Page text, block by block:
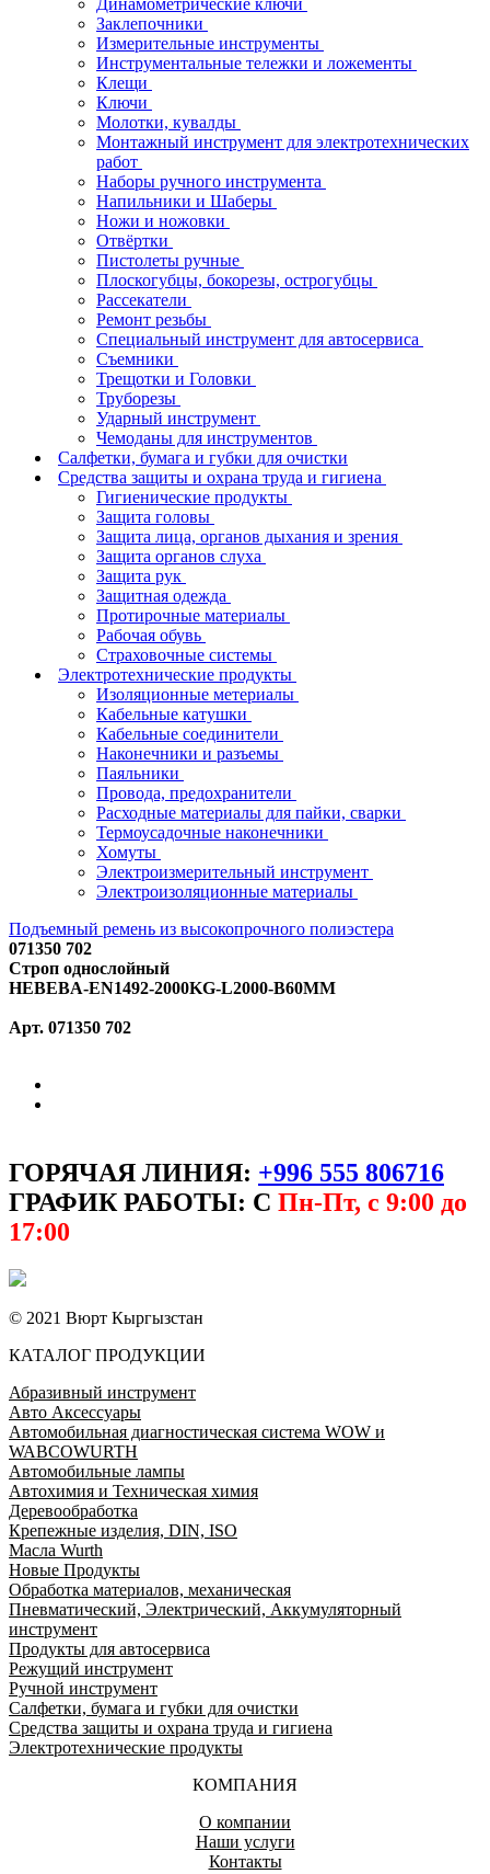
Динамометрические ключи
Заклепочники
Измерительные инструменты
Инструментальные тележки и ложементы
Клещи
Ключи
Молотки, кувалды
Монтажный инструмент для электротехнических
работ
Наборы ручного инструмента
Напильники и Шаберы
Ножи и ножовки
Отвёртки
Пистолеты ручные
Плоскогубцы, бокорезы, острогубцы
Рассекатели
Ремонт резьбы
Специальный инструмент для автосервиса
Съемники
Трещотки и Головки
Труборезы
Ударный инструмент
Чемоданы для инструментов
Салфетки, бумага и губки для очистки
Средства защиты и охрана труда и гигиена
Гигиенические продукты
Защита головы
Защита лица, органов дыхания и зрения
Защита органов слуха
Защита рук
Защитная одежда
Протирочные материалы
Рабочая обувь
Страховочные системы
Электротехнические продукты
Изоляционные метериалы
Кабельные катушки
Кабельные соединители
Наконечники и разъемы
Паяльники
Провода, предохранители
Расходные материалы для пайки, сварки
Термоусадочные наконечники
Хомуты
Электроизмерительный инструмент
Электроизоляционные материалы
Подъемный ремень из высокопрочного полиэстера
071350 702
Строп однослойный
HEBEBA-EN1492-2000KG-L2000-B60MM
Арт. 071350 702
ГОРЯЧАЯ ЛИНИЯ: +996 555 806716
ГРАФИК РАБОТЫ: С Пн-Пт, с 9:00 до
17:00
© 2021 Вюрт Кыргызстан
КАТАЛОГ ПРОДУКЦИИ
Абразивный инструмент
Авто Аксессуары
Автомобильная диагностическая система WOW и
WABCOWURTH
Автомобильные лампы
Автохимия и Техническая химия
Деревообработка
Крепежные изделия, DIN, ISO
Масла Wurth
Новые Продукты
Обработка материалов, механическая
Пневматический, Электрический, Аккумуляторный
инструмент
Продукты для автосервиса
Режущий инструмент
Ручной инструмент
Салфетки, бумага и губки для очистки
Средства защиты и охрана труда и гигиена
Электротехнические продукты
КОМПАНИЯ
О компании
Наши услуги
Контакты